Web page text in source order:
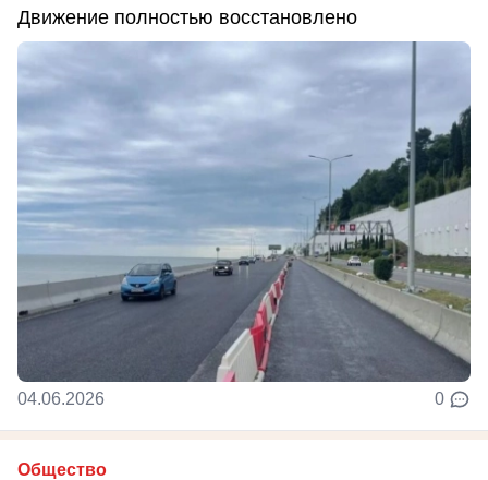
Движение полностью восстановлено
04.06.2026 0
Общество